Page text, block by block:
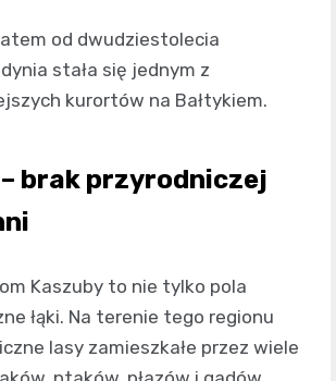
od dwudziestolecia
stała się jednym z
kurortów na Bałtykiem.
brak przyrodniczej
Kaszuby to nie tylko pola
łąki. Na terenie tego regionu
lasy zamieszkałe przez wiele